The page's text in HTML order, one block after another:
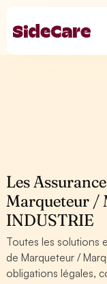
Les
Marqueteur /
INDUSTRIE
Toutes les solutions
de Marqueteur /
obligations légales,